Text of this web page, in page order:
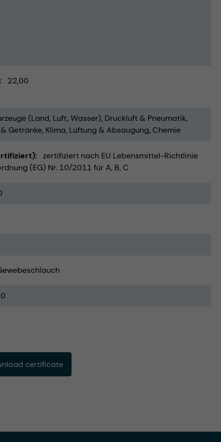
22,00
(Land, Luft, Wasser) Druckluft & Pneumatik
Getränke Klima, Lüftung & Absaugung Chemie
zertifiziert nach EU Lebensmittel-Richtlinie
(EG) Nr. 10/2011 für A, B, C
certificate